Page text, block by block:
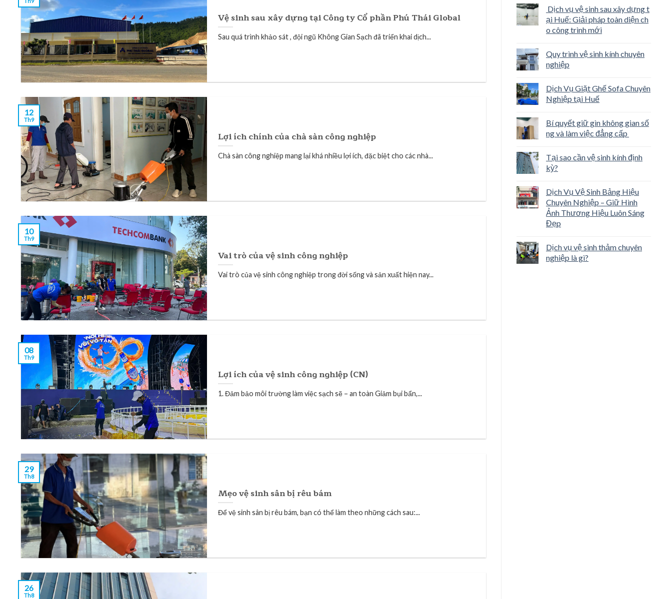
Vệ sinh sau xây dựng tại Công ty Cổ phần Phú Thái Global
Sau quá trình khảo sát , đội ngũ Không Gian Sạch đã triển khai dịch...
Lợi ích chính của chà sàn công nghiệp
Chà sàn công nghiệp mang lại khá nhiều lợi ích, đặc biệt cho các nhà...
12
Th9
Vai trò của vệ sinh công nghiệp
Vai trò của vệ sinh công nghiệp trong đời sống và sản xuất hiện nay...
10
Th9
Lợi ích của vệ sinh công nghiệp (CN)
1. Đảm bảo môi trường làm việc sạch sẽ – an toàn Giảm bụi bẩn,...
08
Th9
Mẹo vệ sinh sân bị rêu bám
Để vệ sinh sân bị rêu bám, bạn có thể làm theo những cách sau:...
29
Th8
26
Th8
Dịch vụ vệ sinh sau xây dựng t
ại Huế: Giải pháp toàn diện ch
o công trình mới
Quy trình vệ sinh kính chuyên
nghiệp
Dịch Vụ Giặt Ghế Sofa Chuyên
Nghiệp tại Huế
Bí quyết giữ gìn không gian số
ng và làm việc đẳng cấp
Tại sao cần vệ sinh kính định
kỳ?
Dịch Vụ Vệ Sinh Bảng Hiệu
Chuyên Nghiệp – Giữ Hình
Ảnh Thương Hiệu Luôn Sáng
Đẹp
Dịch vụ vệ sinh thảm chuyên
nghiệp là gì?